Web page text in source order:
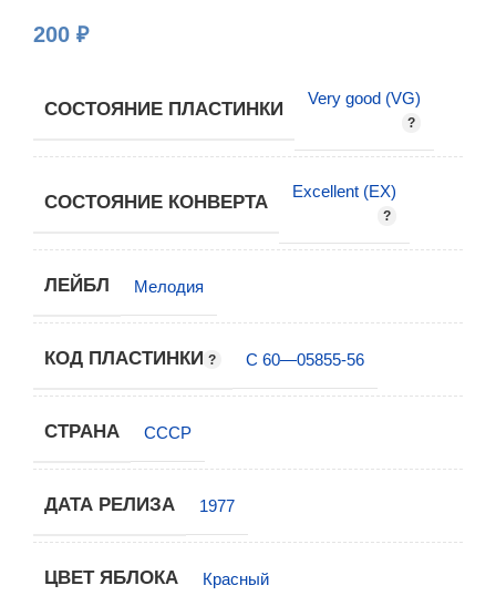
200 ₽
СОСТОЯНИЕ ПЛАСТИНКИ
Very good (VG)
СОСТОЯНИЕ КОНВЕРТА
Excellent (EX)
ЛЕЙБЛ Мелодия
КОД ПЛАСТИНКИ С 60—05855-56
СТРАНА СССР
ДАТА РЕЛИЗА 1977
ЦВЕТ ЯБЛОКА Красный